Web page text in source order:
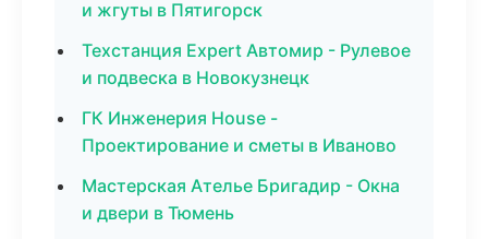
и жгуты в Пятигорск
Техстанция Expert Автомир - Рулевое
и подвеска в Новокузнецк
ГК Инженерия House -
Проектирование и сметы в Иваново
Мастерская Ателье Бригадир - Окна
и двери в Тюмень